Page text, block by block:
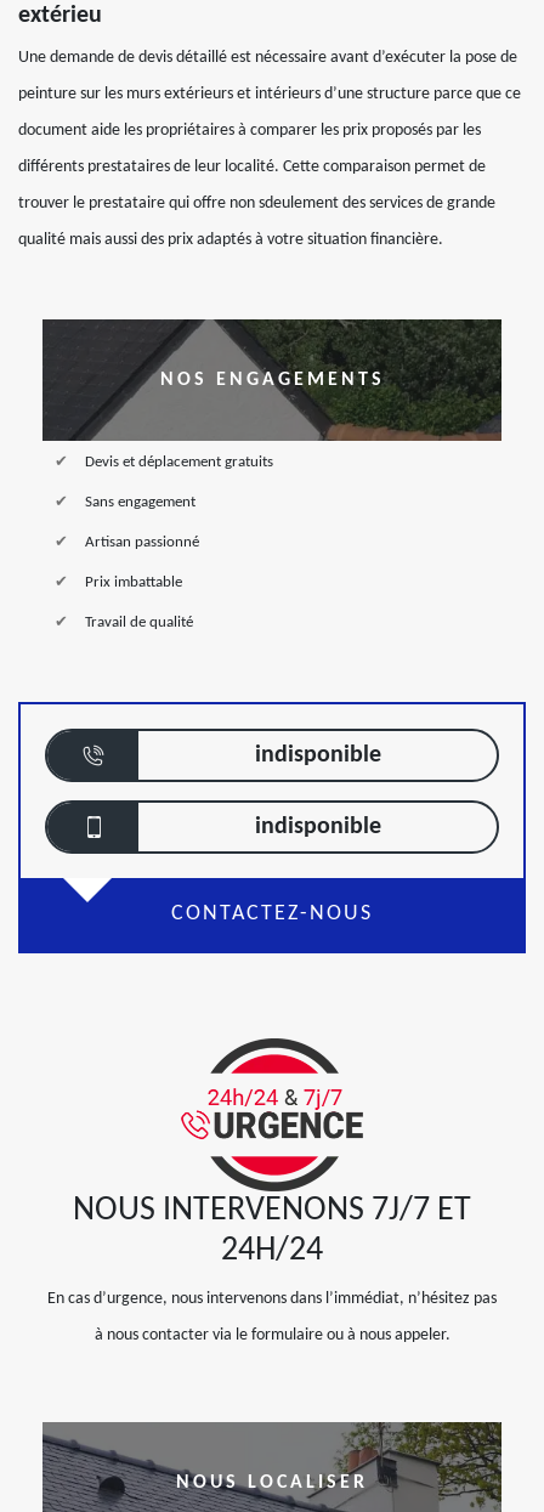
extérieu
Une demande de devis détaillé est nécessaire avant d’exécuter la pose de
peinture sur les murs extérieurs et intérieurs d’une structure parce que ce
document aide les propriétaires à comparer les prix proposés par les
différents prestataires de leur localité. Cette comparaison permet de
trouver le prestataire qui offre non sdeulement des services de grande
qualité mais aussi des prix adaptés à votre situation financière.
NOS ENGAGEMENTS
Devis et déplacement gratuits
Sans engagement
Artisan passionné
Prix imbattable
Travail de qualité
indisponible
indisponible
CONTACTEZ-NOUS
NOUS INTERVENONS 7J/7 ET
24H/24
En cas d’urgence, nous intervenons dans l’immédiat, n’hésitez pas
à nous contacter via le formulaire ou à nous appeler.
NOUS LOCALISER